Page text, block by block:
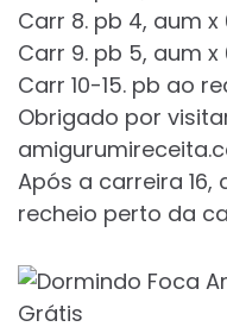
Carr 8. pb 4, aum x
Carr 9. pb 5, aum
Carr 10-15. pb ao
Obrigado por
Após a carreira
recheio perto da